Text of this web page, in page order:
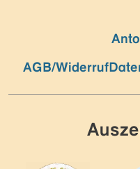
AGB/Widerruf